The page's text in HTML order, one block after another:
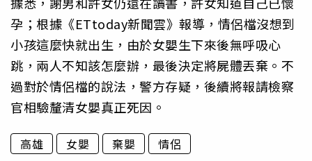
孕；根據《ETtoday新聞雲》報導，情侶檔沒想到
小孩這麼快就出生，由於女嬰生下來後無呼吸心
跳，兩人不知該怎麼辦，最後決定將屍體丟棄。不
過對於情侶檔的說法，警方存疑，後續將報請檢察
官相驗釐清女嬰真正死因。
高雄 女嬰 棄嬰 情侶